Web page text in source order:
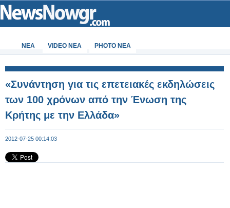
ΝΕΑ VIDEO NEA PHOTO NEA
«Συνάντηση για τις επετειακές εκδηλώσεις
των 100 χρόνων από την Ένωση της
Κρήτης με την Ελλάδα»
2012-07-25 00:14:03